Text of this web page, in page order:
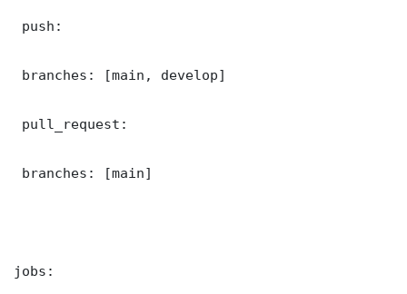
push:
branches: [main, develop]
pull_request:
branches: [main]
jobs: